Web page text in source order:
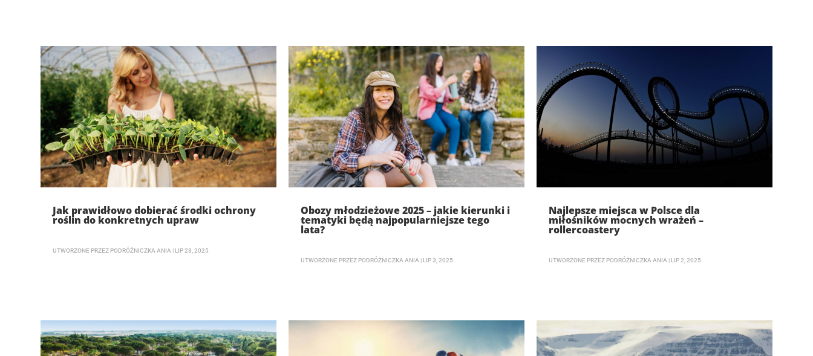
Jak prawidłowo dobierać środki ochrony
roślin do konkretnych upraw
UTWORZONE PRZEZ PODRÓŻNICZKA ANIA | LIP 23, 2025
Obozy młodzieżowe 2025 – jakie kierunki i
tematyki będą najpopularniejsze tego
lata?
UTWORZONE PRZEZ PODRÓŻNICZKA ANIA | LIP 3, 2025
Najlepsze miejsca w Polsce dla
miłośników mocnych wrażeń –
rollercoastery
UTWORZONE PRZEZ PODRÓŻNICZKA ANIA | LIP 2, 2025